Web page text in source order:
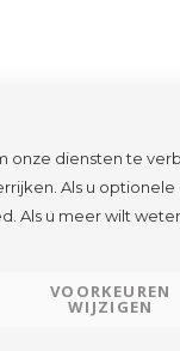
onze diensten te
Als u
Als u meer wilt
VOORKEUREN
WIJZIGEN